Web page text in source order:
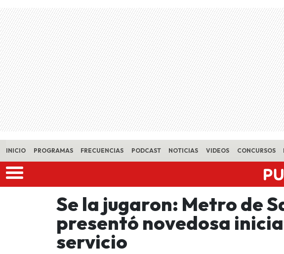
Skip to main content
INICIO PROGRAMAS FRECUENCIAS PODCAST NOTICIAS VIDEOS CONCURSOS
Se la jugaron: Metro de
presentó novedosa
servicio